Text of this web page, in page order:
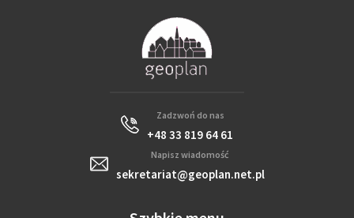
Zadzwoń do nas
+48 33 819 64 61
Napisz wiadomość
sekretariat@geoplan.net.pl